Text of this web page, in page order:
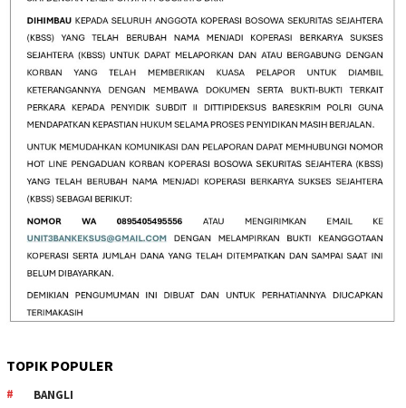
TOPIK POPULER
BANGLI